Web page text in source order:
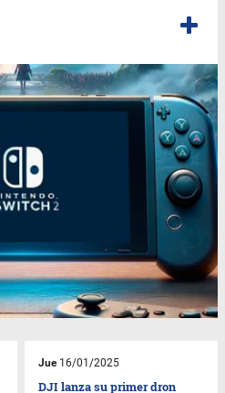
Jue16/01/2025
DJI lanza su primer dron